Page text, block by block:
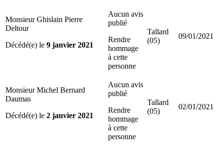
Monsieur Ghislain Pierre
Deltour
Décédé(e) le 9 janvier 2021
Aucun avis
publié
Rendre
hommage
à cette
personne
Tallard
(05)
09/01/2021
Monsieur Michel Bernard
Daumas
Décédé(e) le 2 janvier 2021
Aucun avis
publié
Rendre
hommage
à cette
personne
Tallard
(05)
02/01/2021